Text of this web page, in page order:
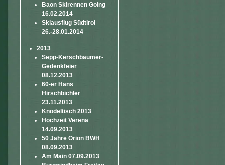
Baon Skirennen Going
16.02.2014
Skiausflug Südtirol
26.-28.01.2014
2013
Sepp-Kerschbaumer-
Gedenkfeier
08.12.2013
60-er Hans
Hirschbichler
23.11.2013
Knödeltisch 2013
Hochzeit Verena
14.09.2013
50 Jahre Orion BWH
08.09.2013
Am Main 07.09.2013